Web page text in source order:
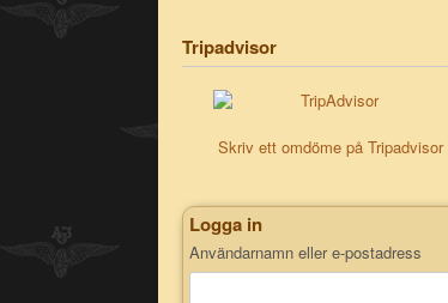
Tripadvisor
Skriv ett omdöme på Tripadvisor
Logga in
Användarnamn eller e-postadress